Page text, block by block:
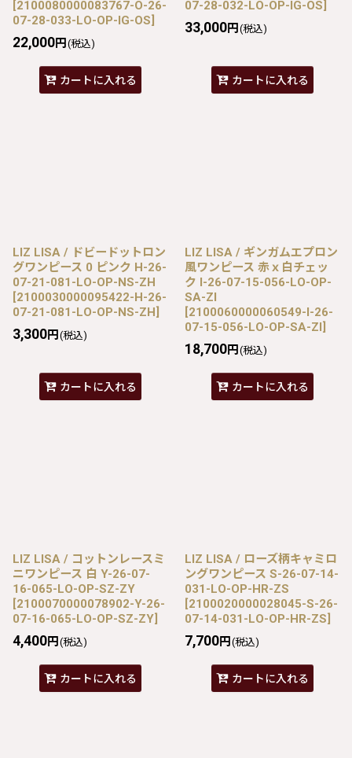
[2100080000083767-O-26-
07-28-033-LO-OP-IG-OS]
22,000円 (税込)
カートに入れる
07-28-032-LO-OP-IG-OS]
33,000円 (税込)
カートに入れる
LIZ LISA / ドビードットロン
グワンピース 0 ピンク H-26-
07-21-081-LO-OP-NS-ZH
[2100030000095422-H-26-
07-21-081-LO-OP-NS-ZH]
3,300円 (税込)
カートに入れる
LIZ LISA / ギンガムエプロン
風ワンピース 赤ｘ白チェッ
ク I-26-07-15-056-LO-OP-
SA-ZI
[2100060000060549-I-26-
07-15-056-LO-OP-SA-ZI]
18,700円 (税込)
カートに入れる
LIZ LISA / コットンレースミ
ニワンピース 白 Y-26-07-
16-065-LO-OP-SZ-ZY
[2100070000078902-Y-26-
07-16-065-LO-OP-SZ-ZY]
4,400円 (税込)
カートに入れる
LIZ LISA / ローズ柄キャミロ
ングワンピース S-26-07-14-
031-LO-OP-HR-ZS
[2100020000028045-S-26-
07-14-031-LO-OP-HR-ZS]
7,700円 (税込)
カートに入れる